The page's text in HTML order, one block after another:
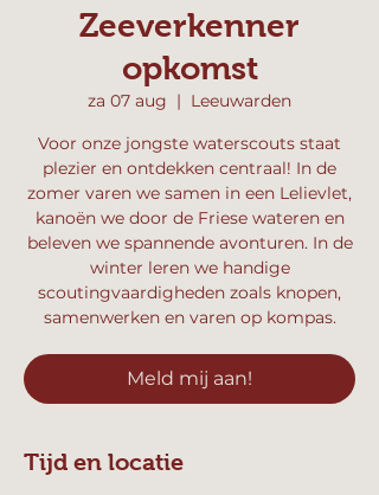
Zeeverkenner
opkomst
za 07 aug
  |
Leeuwarden
Voor onze jongste waterscouts staat
plezier en ontdekken centraal! In de
zomer varen we samen in een Lelievlet,
kanoën we door de Friese wateren en
beleven we spannende avonturen. In de
winter leren we handige
scoutingvaardigheden zoals knopen,
samenwerken en varen op kompas.
Meld mij aan!
Tijd en locatie